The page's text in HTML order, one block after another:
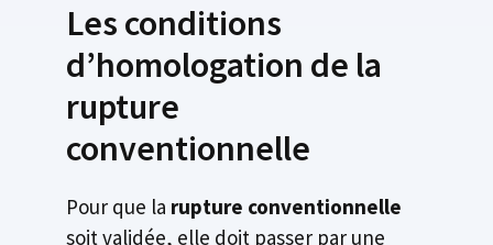
Les conditions
d’homologation de la
rupture
conventionnelle
Pour que la rupture conventionnelle
soit validée, elle doit passer par une